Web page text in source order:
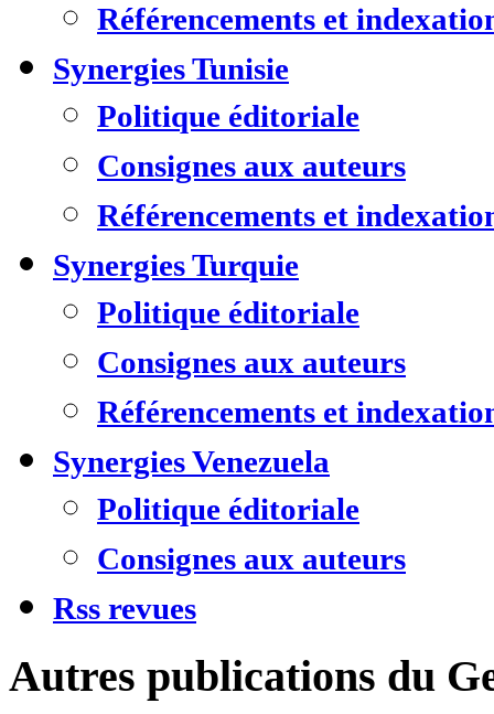
Référencements et
Synergies Tunisie
Politique éditoriale
Consignes aux auteurs
Référencements et
Synergies Turquie
Politique éditoriale
Consignes aux auteurs
Référencements et
Synergies Venezuela
Politique éditoriale
Consignes aux auteurs
Rss revues
Autres publications du